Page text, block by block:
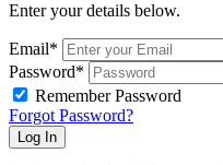
Enter your details below.
Email*
Password*
Remember Password
Forgot Password?
Log In